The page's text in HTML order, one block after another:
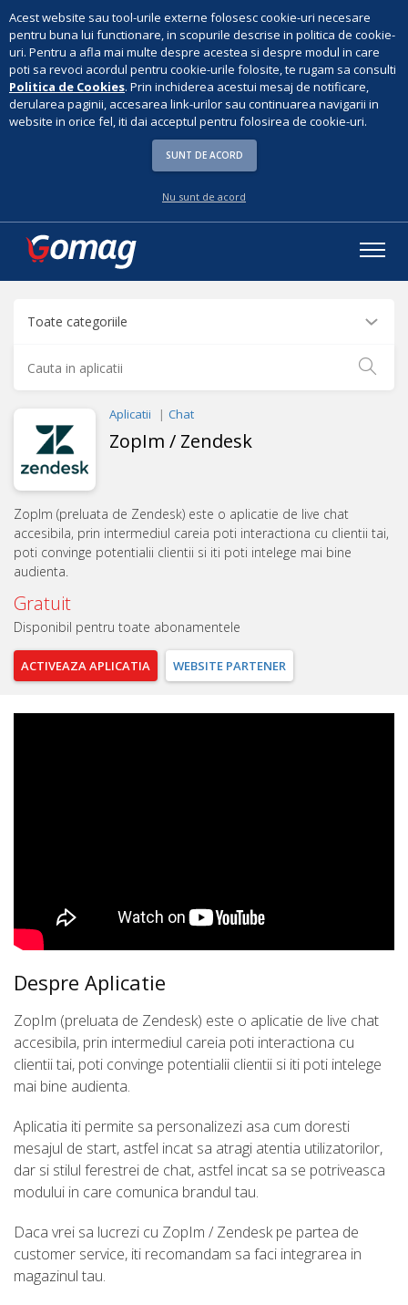
Acest website sau tool-urile externe folosesc cookie-uri necesare
pentru buna lui functionare, in scopurile descrise in politica de cookie-
uri. Pentru a afla mai multe despre acestea si despre modul in care
poti sa revoci acordul pentru cookie-urile folosite, te rugam sa consulti
Politica de Cookies. Prin inchiderea acestui mesaj de notificare,
derularea paginii, accesarea link-urilor sau continuarea navigarii in
website in orice fel, iti dai acceptul pentru folosirea de cookie-uri.
SUNT DE ACORD
Nu sunt de acord
Aplicatii Chat
ZopIm / Zendesk
ZopIm (preluata de Zendesk) este o aplicatie de live chat
accesibila, prin intermediul careia poti interactiona cu clientii tai,
poti convinge potentialii clientii si iti poti intelege mai bine
audienta.
Gratuit
Disponibil pentru toate abonamentele
ACTIVEAZAAPLICATIA WEBSITE PARTENER
Despre Aplicatie
ZopIm (preluata de Zendesk) este o aplicatie de live chat
accesibila, prin intermediul careia poti interactiona cu
clientii tai, poti convinge potentialii clientii si iti poti intelege
mai bine audienta.
Aplicatia iti permite sa personalizezi asa cum doresti
mesajul de start, astfel incat sa atragi atentia utilizatorilor,
dar si stilul ferestrei de chat, astfel incat sa se potriveasca
modului in care comunica brandul tau.
Daca vrei sa lucrezi cu ZopIm / Zendesk pe partea de
customer service, iti recomandam sa faci integrarea in
magazinul tau.